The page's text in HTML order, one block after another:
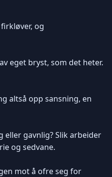
og
eget bryst, som det heter.
altså opp sansning, en
eller gavnlig? Slik arbeider
og sedvane.
mot å ofre seg for